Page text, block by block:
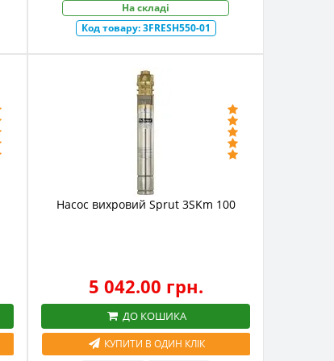
На складі
Код товару:3FRESH550-01
Насос вихровий Sprut 3SKm 100
5 042.00 грн.
ДО КОШИКА
КУПИТИ В ОДИН КЛІК